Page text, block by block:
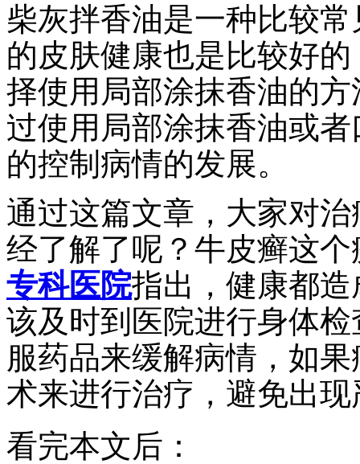
柴灰拌香油是一种比较
的皮肤健康也是比较好
择使用局部涂抹香油的
过使用局部涂抹香油或
的控制病情的发展。
通过这篇文章，大家对
经了解了呢？牛皮癣这
专科医院指出，健康都
该及时到医院进行身体
服药品来缓解病情，如
术来进行治疗，避免出
看完本文后：